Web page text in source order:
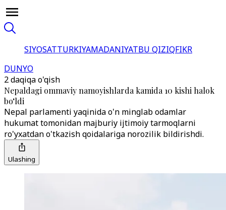
SIYOSATTURKIYAMADANIYATBU QIZIQFIKR
DUNYO
2 daqiqa o'qish
Nepaldagi ommaviy namoyishlarda kamida 10 kishi halok
bo‘ldi
Nepal parlamenti yaqinida o'n minglab odamlar
hukumat tomonidan majburiy ijtimoiy tarmoqlarni
ro'yxatdan o'tkazish qoidalariga norozilik bildirishdi.
Ulashing